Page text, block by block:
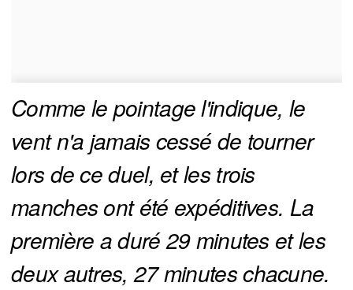
Comme le pointage l'indique, le
vent n'a jamais cessé de tourner
lors de ce duel, et les trois
manches ont été expéditives. La
première a duré 29 minutes et les
deux autres, 27 minutes chacune.